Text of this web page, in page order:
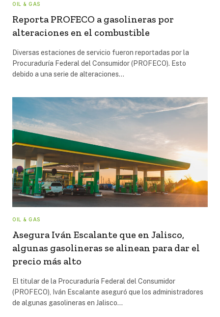
OIL & GAS
Reporta PROFECO a gasolineras por
alteraciones en el combustible
Diversas estaciones de servicio fueron reportadas por la
Procuraduría Federal del Consumidor (PROFECO). Esto
debido a una serie de alteraciones…
OIL & GAS
Asegura Iván Escalante que en Jalisco,
algunas gasolineras se alinean para dar el
precio más alto
El titular de la Procuraduría Federal del Consumidor
(PROFECO), Iván Escalante aseguró que los administradores
de algunas gasolineras en Jalisco…